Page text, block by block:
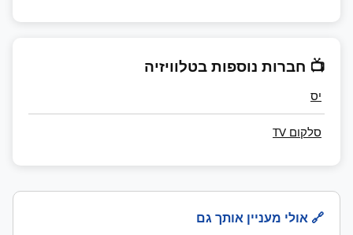
📺 חברות נוספות בטלוויזיה
יס
סלקום TV
🔗 אולי מעניין אותך גם